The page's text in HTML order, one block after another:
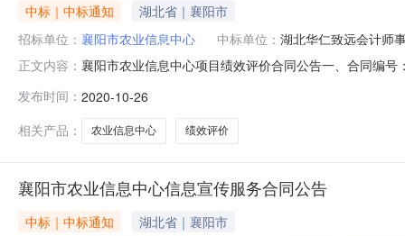
中标｜中标通知
湖北省｜襄阳市
招标单位： 襄阳市农业信息中心 中标单位： 湖北华仁致远会计师
正文内容： 襄阳市农业信息中心项目绩效评价合同公告一、合同编
址：襄阳市万达广场写字楼1002室6、联系方式：
14、主要标的单
发布时间： 2020-10-26
相关产品：
农业信息中心 绩效评价
襄阳市农业信息中心信息宣传服务合同公告
中标｜中标通知
湖北省｜襄阳市